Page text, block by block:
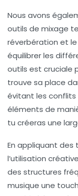
Nous avons
outils de mixage
réverbération et le
équilibrer les
outils est cruciale
trouve sa place
évitant les conflits
éléments de
tu créeras une
En appliquant des
l’utilisation
des structures
musique une